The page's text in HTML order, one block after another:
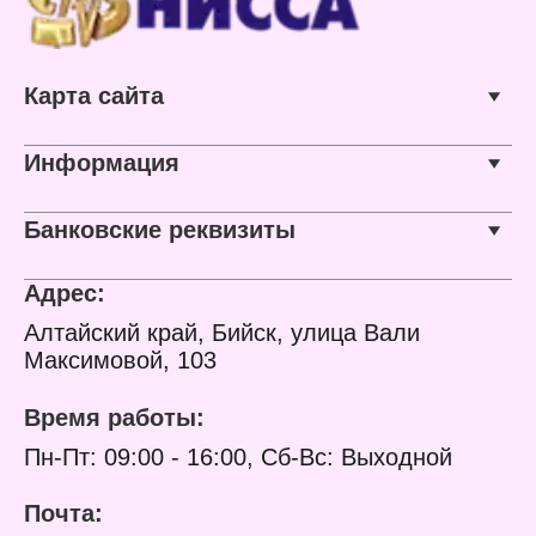
приготовления и
транспортировки бетона,
оборудования и др.
объектах и в сфере
строительства. Для
применения.
Торговая марка: Grass
Артикул: 125441
Линейка: Professional
Тип товара: Моющее
средство
Назначение: удаляет
остатки бетона,
ржавчины, водного камня
отложений
Особенность: усиленная
Упаковка: флоу-пак
Вес: 13 г
Карта сайта
Информация
Банковские реквизиты
Адрес:
Алтайский край, Бийск, улица Вали
Максимовой, 103
Время работы:
Пн-Пт: 09:00 - 16:00, Сб-Вс: Выходной
Почта: